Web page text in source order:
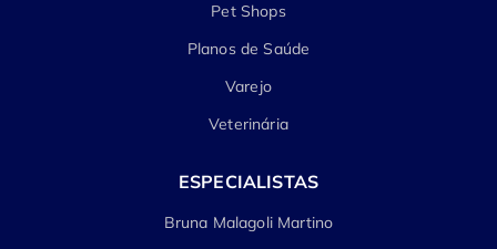
Pet Shops
Planos de Saúde
Varejo
Veterinária
ESPECIALISTAS
Bruna Malagoli Martino